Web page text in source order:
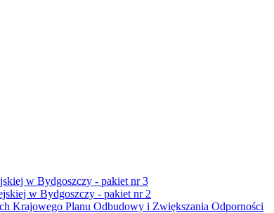
w Bydgoszczy - pakiet nr 3
w Bydgoszczy - pakiet nr 2
Krajowego Planu Odbudowy i Zwiększania Odporności